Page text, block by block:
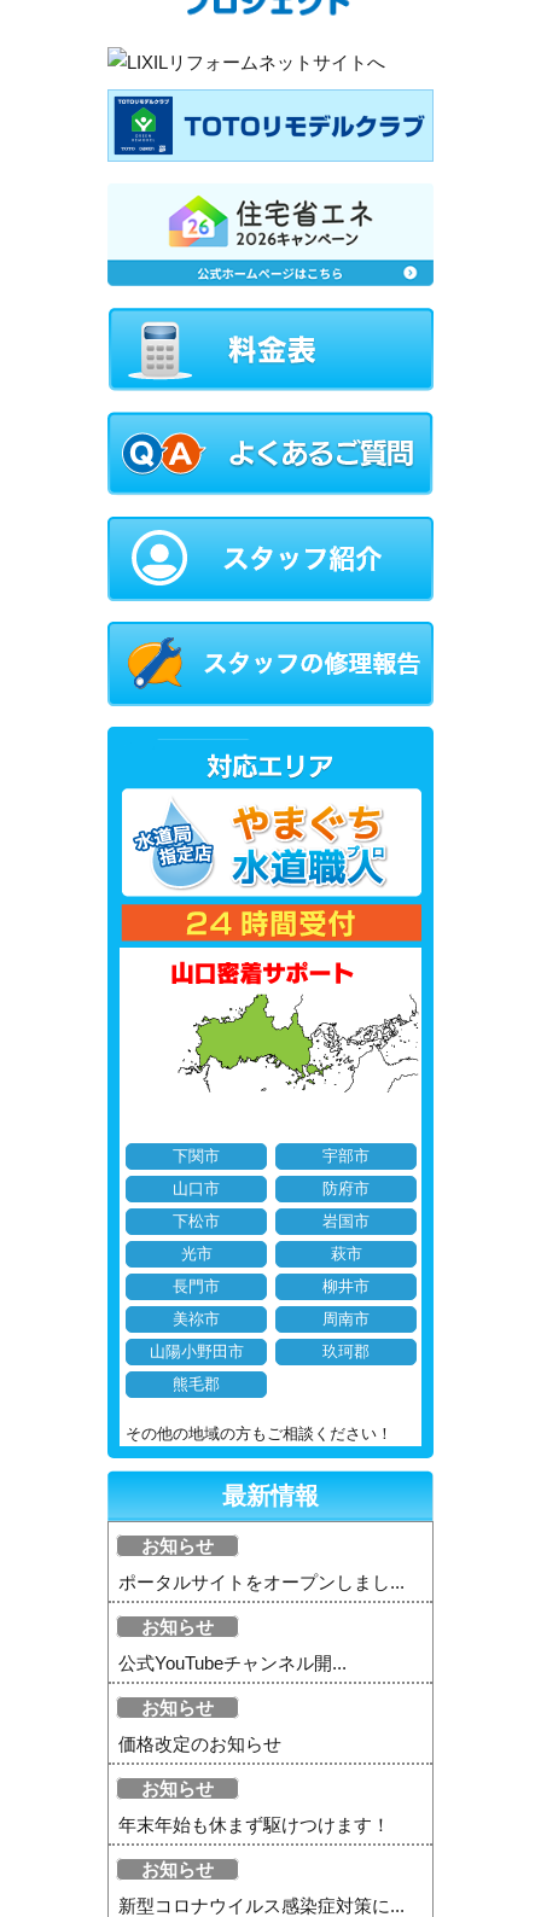
下関市
宇部市
山口市
防府市
下松市
岩国市
光市
萩市
長門市
柳井市
美祢市
周南市
山陽小野田市
玖珂郡
熊毛郡
その他の地域の方もご相談ください！
最新情報
お知らせ
ポータルサイトをオープンしまし...
お知らせ
公式YouTubeチャンネル開...
お知らせ
価格改定のお知らせ
お知らせ
年末年始も休まず駆けつけます！
お知らせ
新型コロナウイルス感染症対策に...